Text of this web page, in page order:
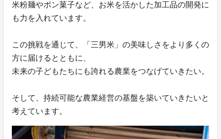
米粉麺やポン菓子など、お米を活かした加工品の開発に
も力を入れています。
この挑戦を通じて、「三男米」の美味しさをより多くの
方に届けるとともに、
未来の子どもたちにも誇れる農業をつなげていきたい。
そして、持続可能な農業経営の基盤を築いていきたいと
考えています。